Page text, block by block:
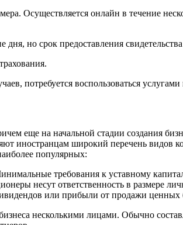
Осуществляется онлайн в течение
но срок предоставления
потребуется воспользоваться
еще на начальной стадии создания
иностранцам широкий перечень видов
популярных:
требования к уставному
несут ответственность в размере
или прибыли от продажи ценных
несколькими лицами. Обычно